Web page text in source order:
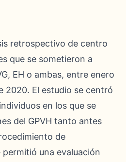
retrospectivo de centro
que se sometieron a
EH o ambas, entre enero
2020. El estudio se centró
en los que se
del GPVH tanto antes
de
una evaluación